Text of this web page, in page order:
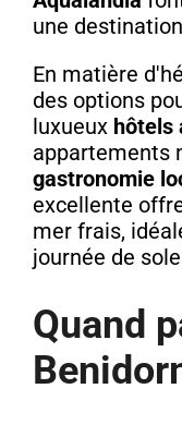
une
En matière
des options
luxueux hôtels
appartements
gastronomie
excellente
mer frais,
journée de
Quand